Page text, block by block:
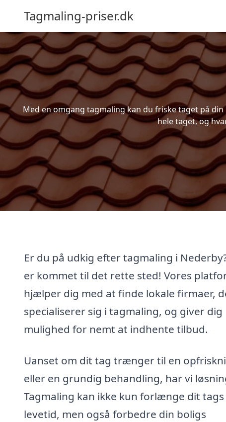
Tagmaling-priser.dk
Med en omgang tagmaling kan du friske taget på
hele taget, og
Er du på udkig efter tagmaling i
er kommet til det rette sted! Vores
hjælper dig med at finde lokale firmaer,
specialiserer sig i tagmaling, og giver dig
mulighed for nemt at indhente tilbud.
Uanset om dit tag trænger til en
eller en grundig behandling, har vi
Tagmaling kan ikke kun forlænge dit tags
levetid, men også forbedre din boligs